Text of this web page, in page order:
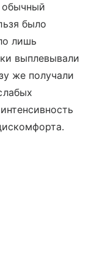
обычный
было
лишь
выплевывали
же получали